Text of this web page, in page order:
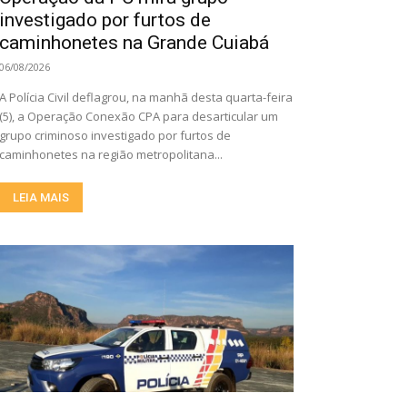
investigado por furtos de
caminhonetes na Grande Cuiabá
06/08/2026
A Polícia Civil deflagrou, na manhã desta quarta-feira
(5), a Operação Conexão CPA para desarticular um
grupo criminoso investigado por furtos de
caminhonetes na região metropolitana...
LEIA MAIS